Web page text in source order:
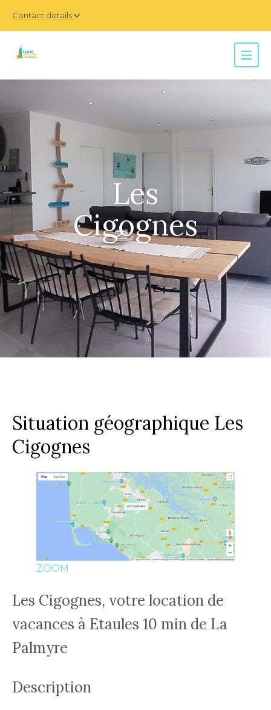
Contact details
Les
Cigognes
Situation géographique Les
Cigognes
ZOOM
Les Cigognes, votre location de
vacances à Etaules 10 min de La
Palmyre
Description